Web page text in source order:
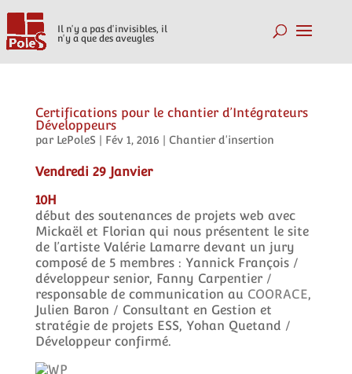
Il n'y a pas d'invisibles, il
n'y a que des aveugles
Certifications pour le chantier d’Intégrateurs
Développeurs
par LePoleS Fév 1, 2016 Chantier d'insertion
Vendredi 29 Janvier
10H
début des soutenances de projets web avec
Mickaël et Florian qui nous présentent le site
de l’artiste Valérie Lamarre devant un jury
composé de 5 membres : Yannick François /
développeur senior, Fanny Carpentier /
responsable de communication au COORACE,
Julien Baron / Consultant en Gestion et
stratégie de projets ESS, Yohan Quetand /
Développeur confirmé.